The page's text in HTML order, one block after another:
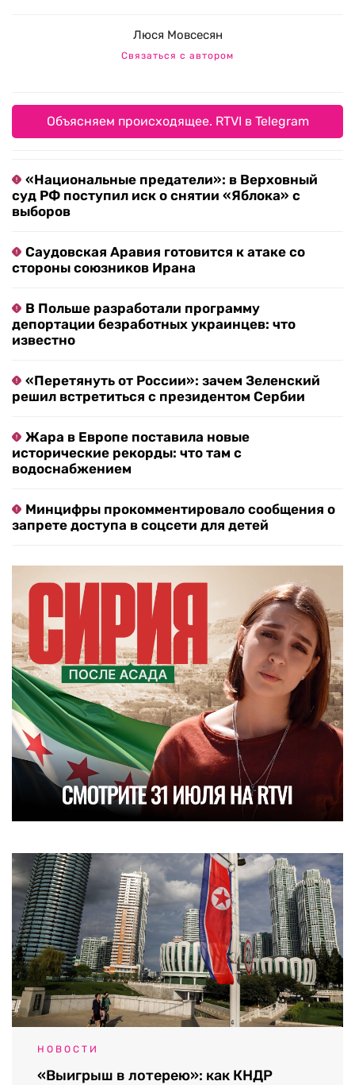
Люся Мовсесян
Связаться с автором
Объясняем происходящее. RTVI в Telegram
«Национальные предатели»: в Верховный
суд РФ поступил иск о снятии «Яблока» с
выборов
Саудовская Аравия готовится к атаке со
стороны союзников Ирана
В Польше разработали программу
депортации безработных украинцев: что
известно
«Перетянуть от России»: зачем Зеленский
решил встретиться с президентом Сербии
Жара в Европе поставила новые
исторические рекорды: что там с
водоснабжением
Минцифры прокомментировало сообщения о
запрете доступа в соцсети для детей
НОВОСТИ
«Выигрыш в лотерею»: как КНДР